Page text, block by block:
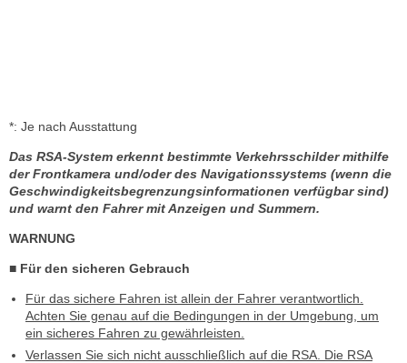
*: Je nach Ausstattung
Das RSA-System erkennt bestimmte Verkehrsschilder mithilfe
der Frontkamera und/oder des Navigationssystems (wenn die
Geschwindigkeitsbegrenzungsinformationen verfügbar sind)
und warnt den Fahrer mit Anzeigen und Summern.
WARNUNG
■ Für den sicheren Gebrauch
Für das sichere Fahren ist allein der Fahrer verantwortlich.
Achten Sie genau auf die Bedingungen in der Umgebung, um
ein sicheres Fahren zu gewährleisten.
Verlassen Sie sich nicht ausschließlich auf die RSA. Die RSA